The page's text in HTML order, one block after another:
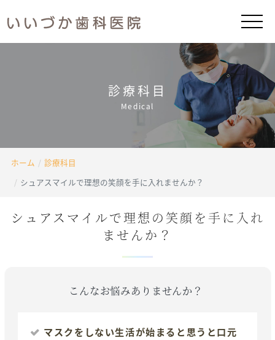
診療科目
Medical
ホーム
診療科目
シュアスマイルで理想の笑顔を手に入れませんか？
シュアスマイルで理想の笑顔を手に入れ
ませんか？
こんなお悩みありませんか？
マスクをしない生活が始まると思うと口元